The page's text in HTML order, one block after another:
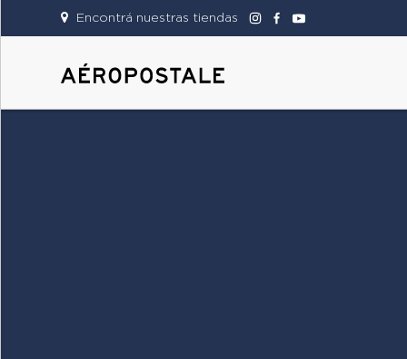
Encontrá nuestras tiendas